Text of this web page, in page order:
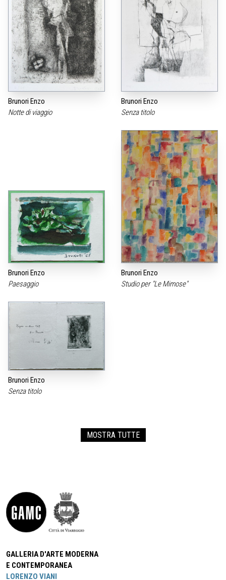
Brunori Enzo
Notte di viaggio
Brunori Enzo
Senza titolo
Brunori Enzo
Paesaggio
Brunori Enzo
Studio per "Le Mimose"
Brunori Enzo
Senza titolo
MOSTRA TUTTE
GALLERIA D'ARTE MODERNA
E CONTEMPORANEA
LORENZO VIANI